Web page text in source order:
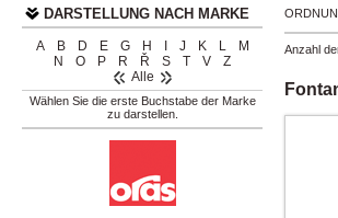
DARSTELLUNG NACH MARKE
A B D E G H J K L
M
N
O P R Ř S T V
Z
Alle
Wählen Sie die erste Buchstabe der Marke
zu darstellen.
Anzahl